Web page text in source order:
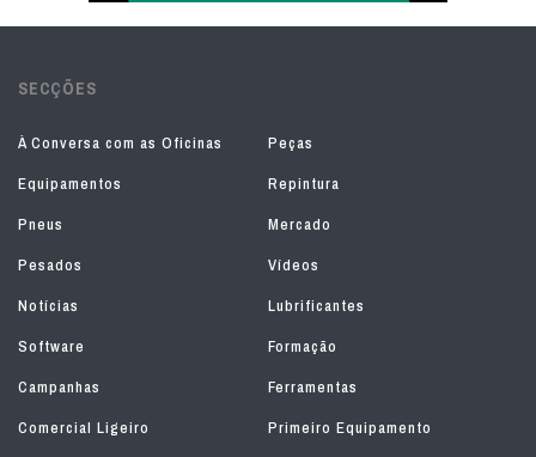
SECÇÕES
À Conversa com as Oficinas
Peças
Equipamentos
Repintura
Pneus
Mercado
Pesados
Vídeos
Notícias
Lubrificantes
Software
Formação
Campanhas
Ferramentas
Comercial Ligeiro
Primeiro Equipamento